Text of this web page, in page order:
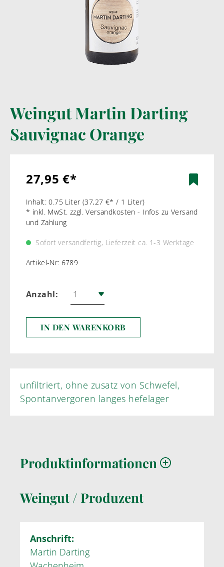
Weingut Martin Darting
Sauvignac Orange
27,95 €*
Inhalt:0.75 Liter (37,27 €* / 1 Liter)
* inkl. MwSt. zzgl. Versandkosten - Infos zu Versand
und Zahlung
Sofort versandfertig, Lieferzeit ca. 1-3 Werktage
Artikel-Nr: 6789
Anzahl:
IN DEN WARENKORB
unfiltriert, ohne zusatz von Schwefel,
Spontanvergoren langes hefelager
Produktinformationen
Weingut / Produzent
Anschrift:
Martin Darting